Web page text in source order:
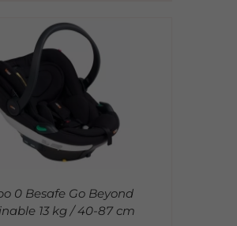
0 Besafe Go Beyond
13 kg / 40-87 cm